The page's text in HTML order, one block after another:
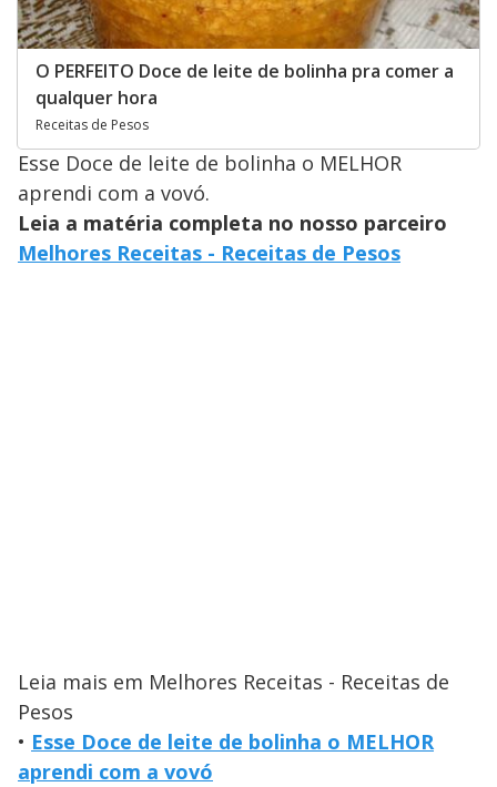
O PERFEITO Doce de leite de bolinha pra comer a
qualquer hora
Receitas de Pesos
Esse Doce de leite de bolinha o MELHOR
aprendi com a vovó.
Leia a matéria completa no nosso parceiro
Melhores Receitas - Receitas de Pesos
Leia mais em Melhores Receitas - Receitas de
Pesos
• Esse Doce de leite de bolinha o MELHOR
aprendi com a vovó